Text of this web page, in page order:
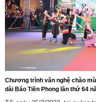
Chương trình văn nghệ chào
dài Báo Tiền Phong lần thứ 64